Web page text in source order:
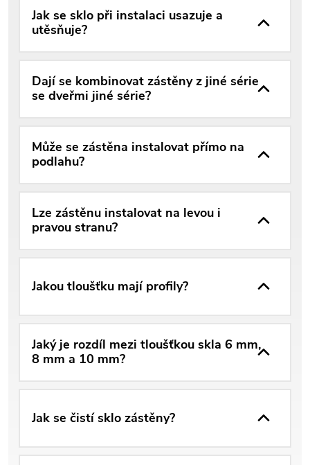
Jak se sklo při instalaci usazuje a
utěsňuje?
Dají se kombinovat zástěny z jiné série
se dveřmi jiné série?
Může se zástěna instalovat přímo na
podlahu?
Lze zástěnu instalovat na levou i
pravou stranu?
Jakou tloušťku mají profily?
Jaký je rozdíl mezi tloušťkou skla 6 mm,
8 mm a 10 mm?
Jak se čistí sklo zástěny?